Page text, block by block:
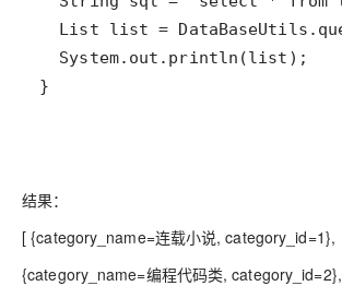
}
结果：
[ {category_name=连载小说, category_id=1},
{category_name=编程代码类, category_id=2},